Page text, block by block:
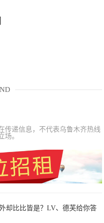
传递信息，不代表乌鲁木齐热线
场。
却比比皆是？LV、德芙给你答